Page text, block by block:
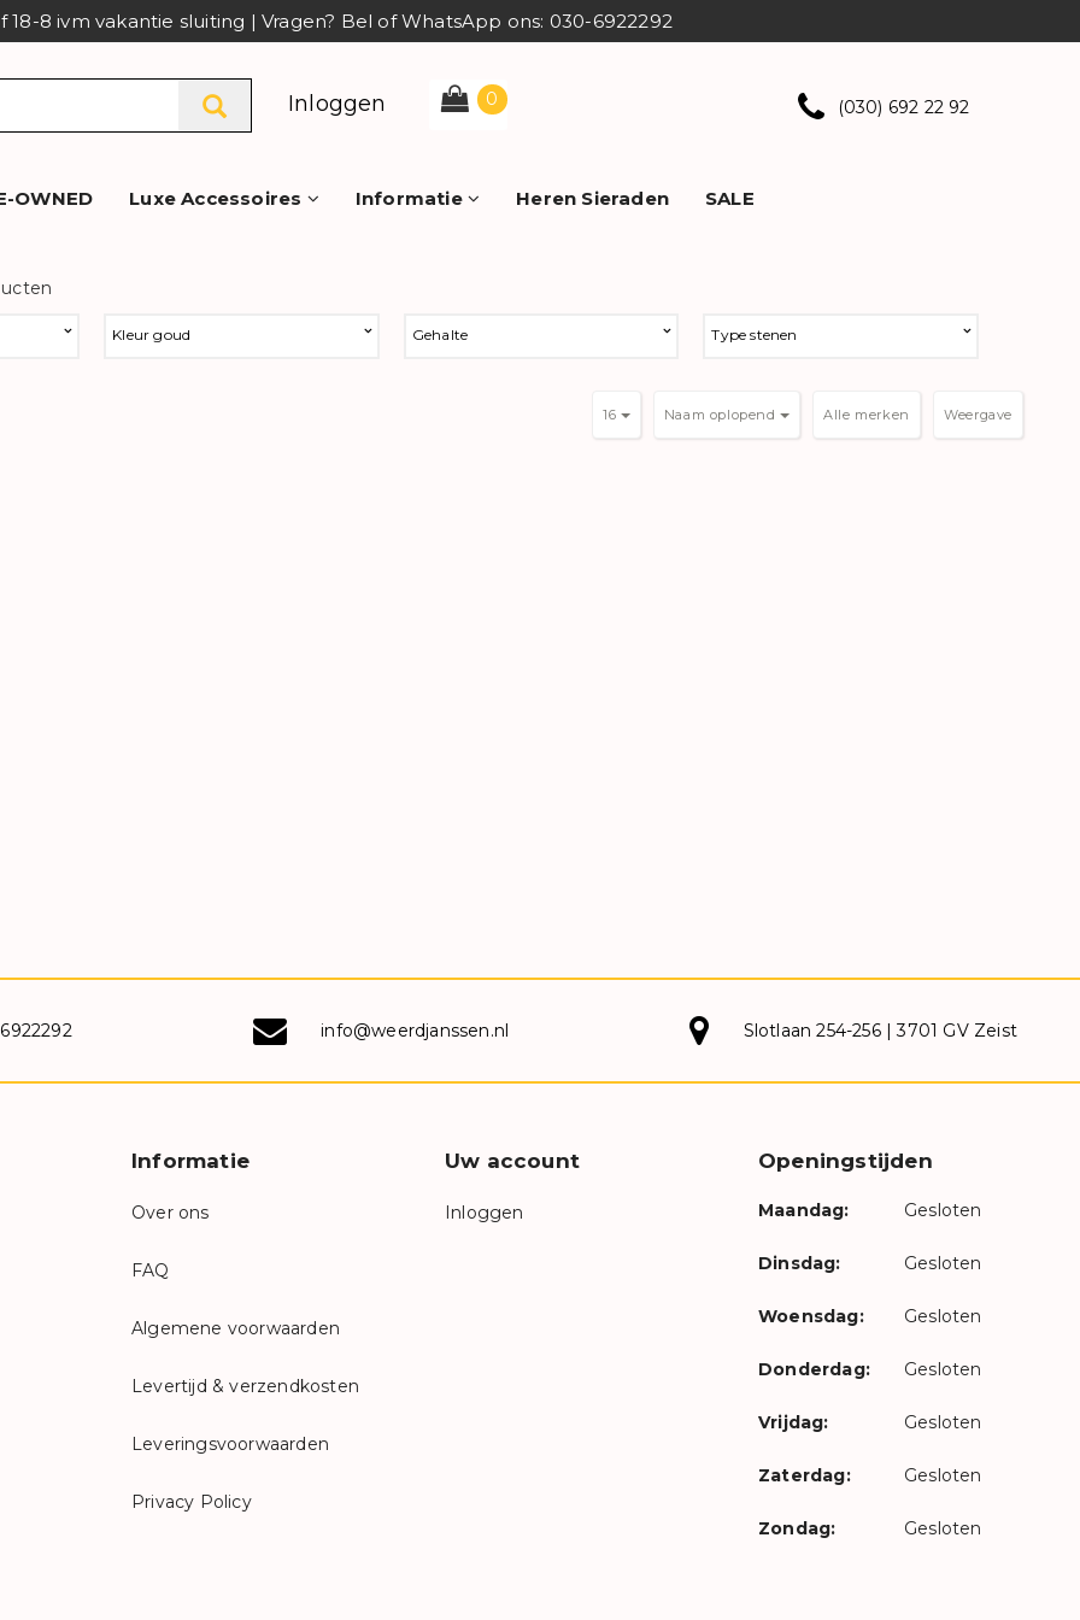
18-8 ivm vakantie sluiting | Vragen? Bel of WhatsApp ons: 030-6922292
Inloggen 0 (030) 692 22 92
OWNED Luxe Accessoires Informatie Heren Sieraden SALE
Kleur goud Gehalte Type stenen
Weergave
Naam oplopend
16
info@weerdjanssen.nl Slotlaan 254-256 | 3701 GV Zeist
Informatie
Over ons
FAQ
Algemene voorwaarden
Levertijd & verzendkosten
Leveringsvoorwaarden
Privacy Policy
Uw account
Inloggen
Openingstijden
Maandag: Gesloten
Dinsdag: Gesloten
Woensdag: Gesloten
Donderdag: Gesloten
Vrijdag: Gesloten
Zaterdag: Gesloten
Zondag: Gesloten